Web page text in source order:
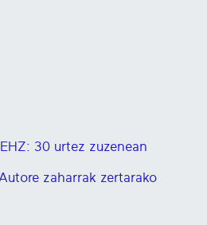
30 urtez zuzenean
zaharrak zertarako